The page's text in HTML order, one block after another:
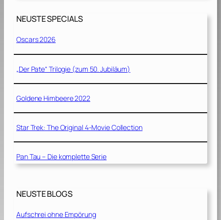
NEUSTE SPECIALS
Oscars 2026
„Der Pate“ Trilogie (zum 50. Jubiläum)
Goldene Himbeere 2022
Star Trek: The Original 4-Movie Collection
Pan Tau – Die komplette Serie
NEUSTE BLOGS
Aufschrei ohne Empörung